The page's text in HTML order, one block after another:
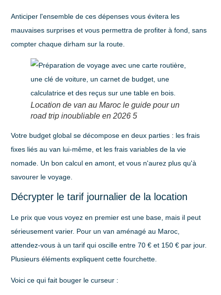
Anticiper l'ensemble de ces dépenses vous évitera les
mauvaises surprises et vous permettra de profiter à fond, sans
compter chaque dirham sur la route.
Location de van au Maroc le guide pour un
road trip inoubliable en 2026 5
Votre budget global se décompose en deux parties : les frais
fixes liés au van lui-même, et les frais variables de la vie
nomade. Un bon calcul en amont, et vous n'aurez plus qu'à
savourer le voyage.
Décrypter le tarif journalier de la location
Le prix que vous voyez en premier est une base, mais il peut
sérieusement varier. Pour un van aménagé au Maroc,
attendez-vous à un tarif qui oscille entre70 € et 150 € par jour.
Plusieurs éléments expliquent cette fourchette.
Voici ce qui fait bouger le curseur :